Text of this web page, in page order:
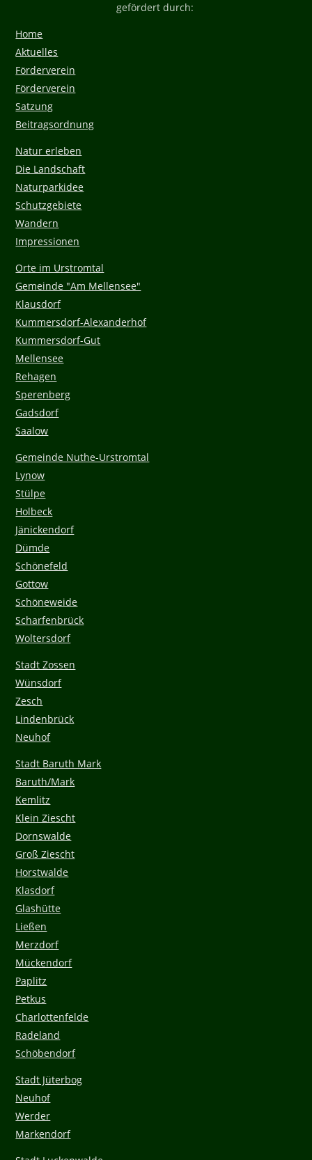
gefördert durch:
Home
Aktuelles
Förderverein
Förderverein
Satzung
Beitragsordnung
Natur erleben
Die Landschaft
Naturparkidee
Schutzgebiete
Wandern
Impressionen
Orte im Urstromtal
Gemeinde "Am Mellensee"
Klausdorf
Kummersdorf-Alexanderhof
Kummersdorf-Gut
Mellensee
Rehagen
Sperenberg
Gadsdorf
Saalow
Gemeinde Nuthe-Urstromtal
Lynow
Stülpe
Holbeck
Jänickendorf
Dümde
Schönefeld
Gottow
Schöneweide
Scharfenbrück
Woltersdorf
Stadt Zossen
Wünsdorf
Zesch
Lindenbrück
Neuhof
Stadt Baruth Mark
Baruth/Mark
Kemlitz
Klein Ziescht
Dornswalde
Groß Ziescht
Horstwalde
Klasdorf
Glashütte
Ließen
Merzdorf
Mückendorf
Paplitz
Petkus
Charlottenfelde
Radeland
Schöbendorf
Stadt Jüterbog
Neuhof
Werder
Markendorf